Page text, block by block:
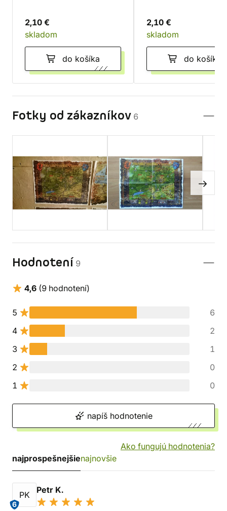
2,10 €
skladom
do košíka
2,10 €
skladom
do košíka
Fotky od zákazníkov 6
Hodnotení 9
4,6 (9 hodnotení)
5
6
4
2
3
1
2
0
1
0
napíš hodnotenie
Ako fungujú hodnotenia?
najprospešnejšienajnovšie
PK
6
Petr K.